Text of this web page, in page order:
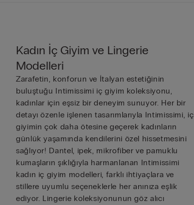
Kadın İç Giyim ve Lingerie
Modelleri
Zarafetin, konforun ve İtalyan estetiğinin
buluştuğu Intimissimi iç giyim koleksiyonu,
kadınlar için eşsiz bir deneyim sunuyor. Her bir
detayı özenle işlenen tasarımlarıyla Intimissimi, iç
giyimin çok daha ötesine geçerek kadınların
günlük yaşamında kendilerini özel hissetmesini
sağlıyor! Dantel, ipek, mikrofiber ve pamuklu
kumaşların şıklığıyla harmanlanan Intimissimi
kadın iç giyim modelleri, farklı ihtiyaçlara ve
stillere uyumlu seçeneklerle her anınıza eşlik
ediyor. Lingerie koleksiyonunun göz alıcı